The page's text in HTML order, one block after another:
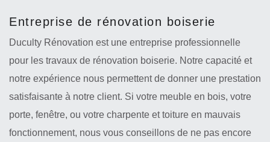
Entreprise de rénovation boiserie
Duculty Rénovation est une entreprise professionnelle
pour les travaux de rénovation boiserie. Notre capacité et
notre expérience nous permettent de donner une prestation
satisfaisante à notre client. Si votre meuble en bois, votre
porte, fenêtre, ou votre charpente et toiture en mauvais
fonctionnement, nous vous conseillons de ne pas encore